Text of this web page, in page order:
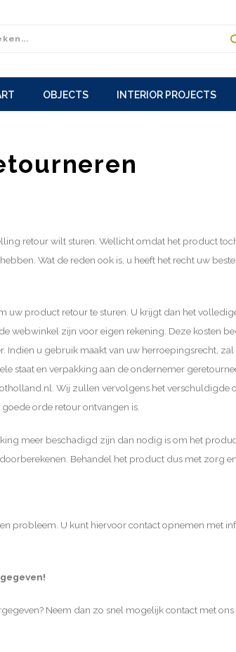
OBJECTS INTERIOR PROJECTS
retour wilt sturen. Wellicht omdat het product
Wat de reden ook is, u heeft het recht uw
uw product retour te sturen. U krijgt dan het
webwinkel zijn voor eigen rekening. Deze kosten
Indien u gebruik maakt van uw herroepingsrecht,
staat en verpakking aan de ondernemer
. Wij zullen vervolgens het
orde retour ontvangen is.
meer beschadigd zijn dan nodig is om het
Behandel het product dus met zorg
probleem. U kunt hiervoor contact opnemen met
Neem dan zo snel mogelijk contact met